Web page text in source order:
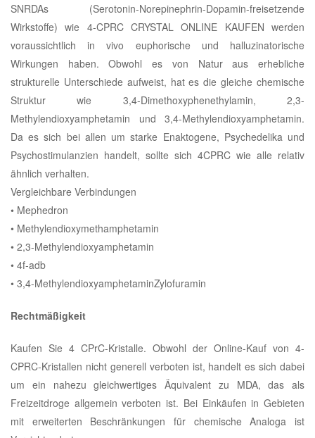
SNRDAs (Serotonin-Norepinephrin-Dopamin-freisetzende
Wirkstoffe) wie 4-CPRC CRYSTAL ONLINE KAUFEN werden
voraussichtlich in vivo euphorische und halluzinatorische
Wirkungen haben. Obwohl es von Natur aus erhebliche
strukturelle Unterschiede aufweist, hat es die gleiche chemische
Struktur wie 3,4-Dimethoxyphenethylamin, 2,3-
Methylendioxyamphetamin und 3,4-Methylendioxyamphetamin.
Da es sich bei allen um starke Enaktogene, Psychedelika und
Psychostimulanzien handelt, sollte sich 4CPRC wie alle relativ
ähnlich verhalten.
Vergleichbare Verbindungen
• Mephedron
• Methylendioxymethamphetamin
• 2,3-Methylendioxyamphetamin
• 4f-adb
• 3,4-MethylendioxyamphetaminZylofuramin
Rechtmäßigkeit
Kaufen Sie 4 CPrC-Kristalle. Obwohl der Online-Kauf von 4-
CPRC-Kristallen nicht generell verboten ist, handelt es sich dabei
um ein nahezu gleichwertiges Äquivalent zu MDA, das als
Freizeitdroge allgemein verboten ist. Bei Einkäufen in Gebieten
mit erweiterten Beschränkungen für chemische Analoga ist